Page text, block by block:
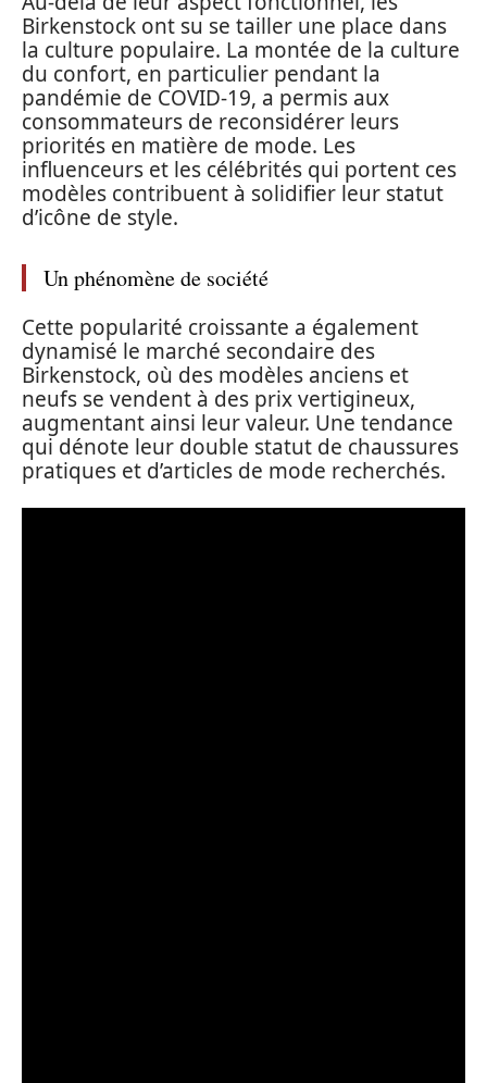
Birkenstock ont su se tailler une place dans
la culture populaire. La montée de la culture
du confort, en particulier pendant la
pandémie de COVID-19, a permis aux
consommateurs de reconsidérer leurs
priorités en matière de mode. Les
influenceurs et les célébrités qui portent ces
modèles contribuent à solidifier leur statut
d’icône de style.
Un phénomène de société
Cette popularité croissante a également
dynamisé le marché secondaire des
Birkenstock, où des modèles anciens et
neufs se vendent à des prix vertigineux,
augmentant ainsi leur valeur. Une tendance
qui dénote leur double statut de chaussures
pratiques et d’articles de mode recherchés.